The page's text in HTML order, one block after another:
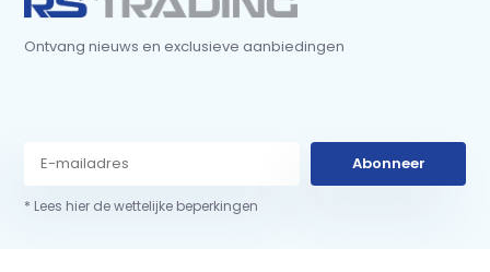
Ontvang nieuws en exclusieve aanbiedingen
Abonneer
* Lees hier de wettelijke beperkingen